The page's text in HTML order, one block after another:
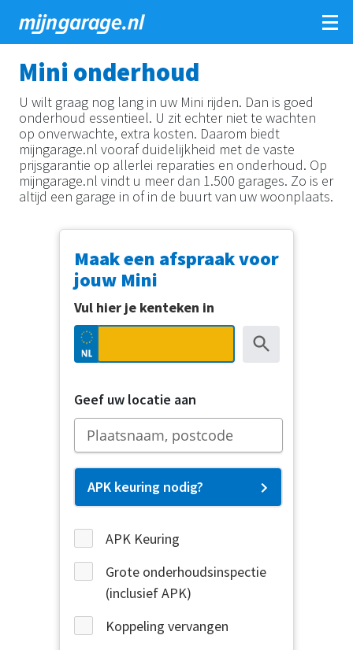
Overslaan
inhoud
gaan
Mini onderhoud
U wilt graag nog lang in uw Mini rijden. Dan is goed
onderhoud essentieel. U zit echter niet te wachten
op onverwachte, extra kosten. Daarom biedt
mijngarage.nl vooraf duidelijkheid met de vaste
prijsgarantie op allerlei reparaties en onderhoud. Op
mijngarage.nl vindt u meer dan 1.500 garages. Zo is er
altijd een garage in of in de buurt van uw woonplaats.
Maak een afspraak voor
jouw Mini
Vul hier je kenteken in
Geef uw locatie aan
APK keuring nodig?
APK Keuring
Grote onderhoudsinspectie
(inclusief APK)
Koppeling vervangen